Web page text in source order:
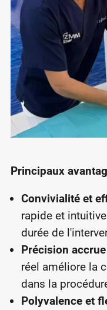
Principaux
Convivialité et
rapide et
durée de
Précision accrue
réel améliore la
dans la
Polyvalence et